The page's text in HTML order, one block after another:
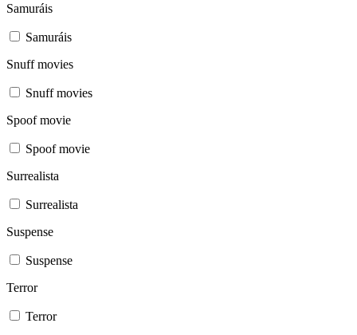
Samuráis
Samuráis
Snuff movies
Snuff movies
Spoof movie
Spoof movie
Surrealista
Surrealista
Suspense
Suspense
Terror
Terror